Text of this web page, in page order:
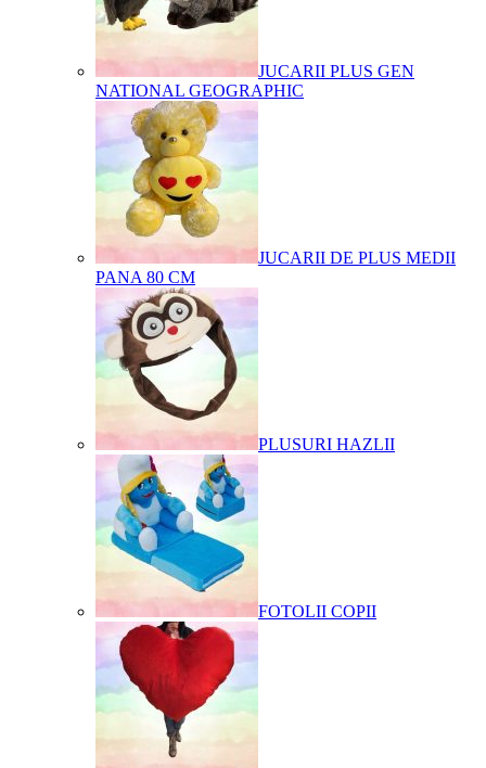
JUCARII PLUS GEN
NATIONAL GEOGRAPHIC
JUCARII DE PLUS MEDII
PANA 80 CM
PLUSURI HAZLII
FOTOLII COPII